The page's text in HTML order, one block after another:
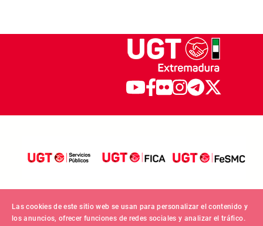
Las cookies de este sitio web se usan para personalizar el contenido y
los anuncios, ofrecer funciones de redes sociales y analizar el tráfico.